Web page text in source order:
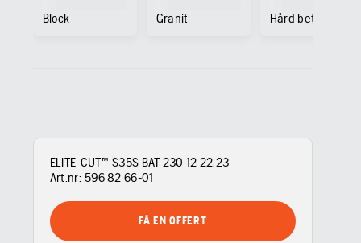
Block Granit Hård betong
ELITE-CUT™ S35S BAT 230 12 22.23
Art.nr: 596 82 66‑01
FÅ EN OFFERT